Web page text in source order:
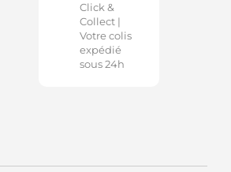
Click &
Collect |
Votre colis
expédié
sous 24h